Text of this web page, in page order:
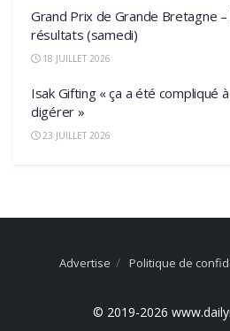
Grand Prix de Grande Bretagne –
résultats (samedi)
18 JUILLET 2026
Isak Gifting « ça a été compliqué à
digérer »
23 JUILLET 2026
Advertise Politique de
© 2019-2026